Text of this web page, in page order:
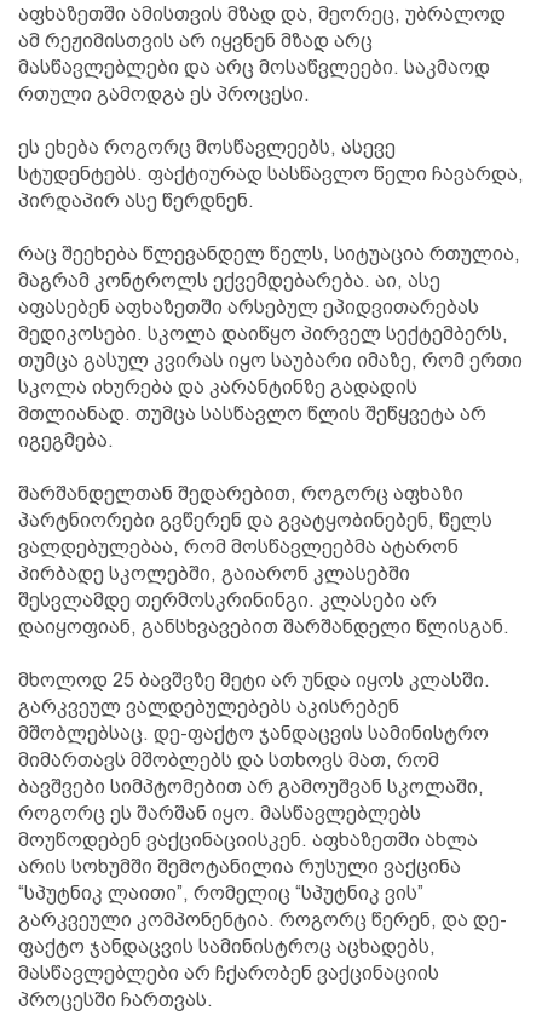
აფხაზეთში ამისთვის მზად და, მეორეც, უბრალოდ
ამ რეჟიმისთვის არ იყვნენ მზად არც
მასწავლებლები და არც მოსაწვლეები. საკმაოდ
რთული გამოდგა ეს პროცესი.
ეს ეხება როგორც მოსწავლეებს, ასევე
სტუდენტებს. ფაქტიურად სასწავლო წელი ჩავარდა,
პირდაპირ ასე წერდნენ.
რაც შეეხება წლევანდელ წელს, სიტუაცია რთულია,
მაგრამ კონტროლს ექვემდებარება. აი, ასე
აფასებენ აფხაზეთში არსებულ ეპიდვითარებას
მედიკოსები. სკოლა დაიწყო პირველ სექტემბერს,
თუმცა გასულ კვირას იყო საუბარი იმაზე, რომ ერთი
სკოლა იხურება და კარანტინზე გადადის
მთლიანად. თუმცა სასწავლო წლის შეწყვეტა არ
იგეგმება.
შარშანდელთან შედარებით, როგორც აფხაზი
პარტნიორები გვწერენ და გვატყობინებენ, წელს
ვალდებულებაა, რომ მოსწავლეებმა ატარონ
პირბადე სკოლებში, გაიარონ კლასებში
შესვლამდე თერმოსკრინინგი. კლასები არ
დაიყოფიან, განსხვავებით შარშანდელი წლისგან.
მხოლოდ 25 ბავშვზე მეტი არ უნდა იყოს კლასში.
გარკვეულ ვალდებულებებს აკისრებენ
მშობლებსაც. დე-ფაქტო ჯანდაცვის სამინისტრო
მიმართავს მშობლებს და სთხოვს მათ, რომ
ბავშვები სიმპტომებით არ გამოუშვან სკოლაში,
როგორც ეს შარშან იყო. მასწავლებლებს
მოუწოდებენ ვაქცინაციისკენ. აფხაზეთში ახლა
არის სოხუმში შემოტანილია რუსული ვაქცინა
“სპუტნიკ ლაითი”, რომელიც “სპუტნიკ ვის”
გარკვეული კომპონენტია. როგორც წერენ, და დე-
ფაქტო ჯანდაცვის სამინისტროც აცხადებს,
მასწავლებლები არ ჩქარობენ ვაქცინაციის
პროცესში ჩართვას.